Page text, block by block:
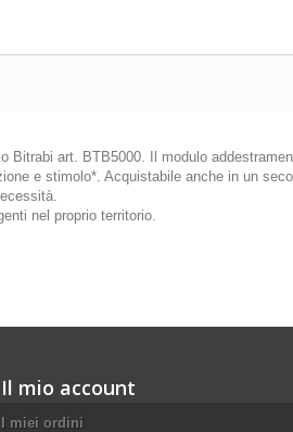
Bitrabi art. BTB5000. Il modulo
e stimolo*. Acquistabile anche in un
nel proprio territorio.
Il mio account
I miei ordini